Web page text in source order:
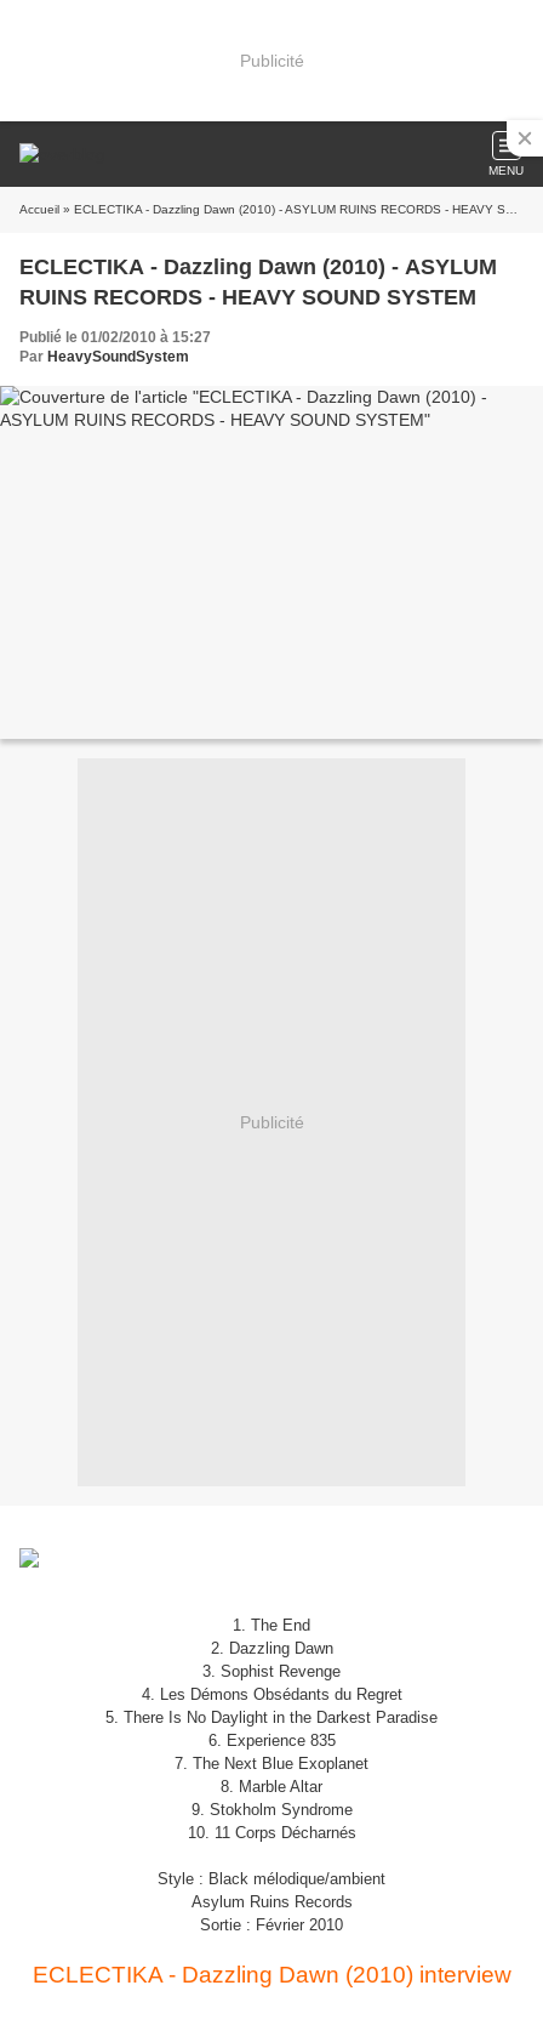
Publicité
MENU
Accueil » ECLECTIKA - Dazzling Dawn (2010) - ASYLUM RUINS RECORDS - HEAVY SOUND SYSTEM
ECLECTIKA - Dazzling Dawn (2010) - ASYLUM
RUINS RECORDS - HEAVY SOUND SYSTEM
Publié le 01/02/2010 à 15:27
Par HeavySoundSystem
Publicité
1. The End
2. Dazzling Dawn
3. Sophist Revenge
4. Les Démons Obsédants du Regret
5. There Is No Daylight in the Darkest Paradise
6. Experience 835
7. The Next Blue Exoplanet
8. Marble Altar
9. Stokholm Syndrome
10. 11 Corps Décharnés
Style : Black mélodique/ambient
Asylum Ruins Records
Sortie : Février 2010
ECLECTIKA - Dazzling Dawn (2010) interview